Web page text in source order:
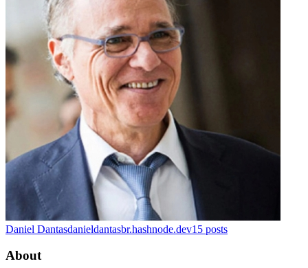
Daniel Dantasdanieldantasbr.hashnode.dev15 posts
About